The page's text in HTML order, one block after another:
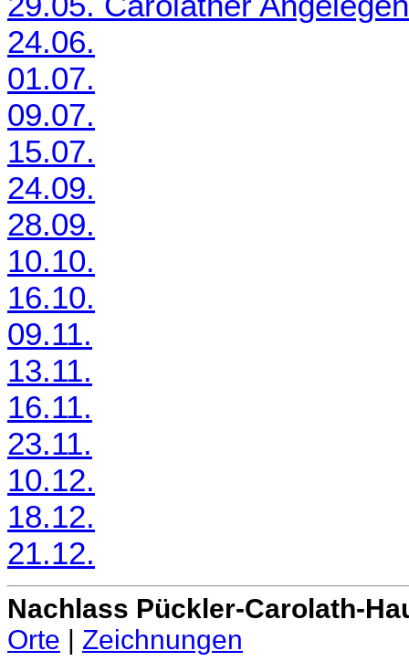
24.06.
01.07.
09.07.
15.07.
24.09.
28.09.
10.10.
16.10.
09.11.
13.11.
16.11.
23.11.
10.12.
18.12.
21.12.
Nachlass Pückler-Carolath-
Orte | Zeichnungen